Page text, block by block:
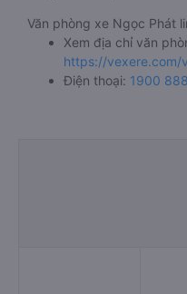
Văn phòng xe Ngọc Phát
Xem địa chỉ văn
https://vexere.com/
Điện thoại: 1900